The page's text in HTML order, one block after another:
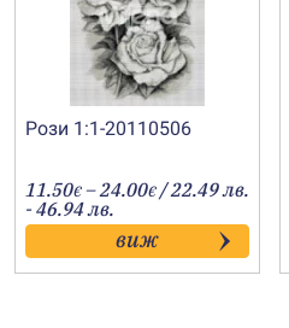
Рози 1:1-20110506
11.50€ –24.00€Price
range:
11.50€
through
24.00€
/ 22.49 лв.
- 46.94 лв.
виж